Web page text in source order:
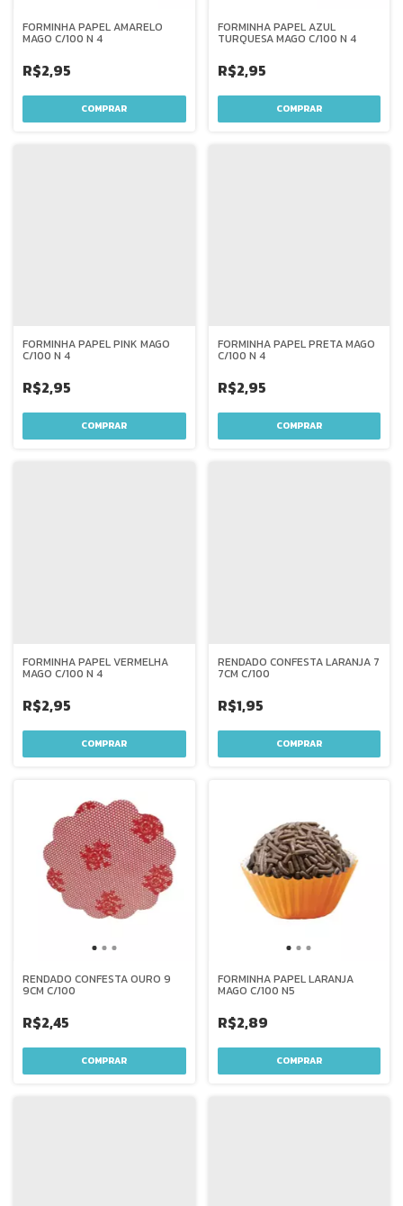
FORMINHA PAPEL AMARELO
MAGO C/100 N 4
R$2,95
FORMINHA PAPEL AZUL
TURQUESA MAGO C/100 N 4
R$2,95
FORMINHA PAPEL PINK MAGO
C/100 N 4
R$2,95
FORMINHA PAPEL PRETA MAGO
C/100 N 4
R$2,95
FORMINHA PAPEL VERMELHA
MAGO C/100 N 4
R$2,95
RENDADO CONFESTA LARANJA 7
7CM C/100
R$1,95
RENDADO CONFESTA OURO 9
9CM C/100
R$2,45
FORMINHA PAPEL LARANJA
MAGO C/100 N5
R$2,89